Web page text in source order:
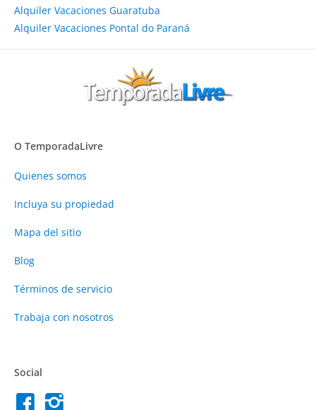
Alquiler Vacaciones Guaratuba
Alquiler Vacaciones Pontal do Paraná
O TemporadaLivre
Quienes somos
Incluya su propiedad
Mapa del sitio
Blog
Términos de servicio
Trabaja con nosotros
Social